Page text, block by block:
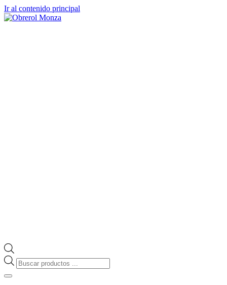
Ir al contenido principal
Búsqueda
de